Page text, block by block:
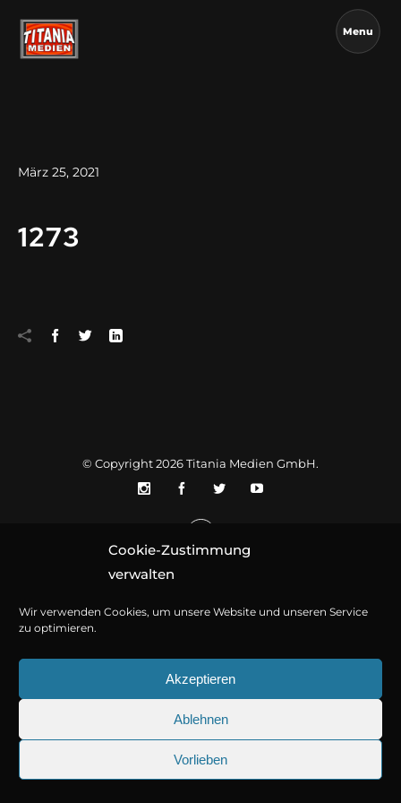
Cookie-Zustimmung
verwalten
Wir verwenden Cookies, um unsere Website und unseren Service
zu optimieren.
Akzeptieren
Ablehnen
Vorlieben
Menu
März 25, 2021
1273
© Copyright 2026Titania Medien GmbH.